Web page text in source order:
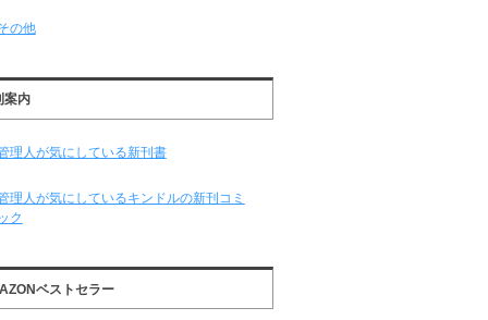
の他
案内
理人が気にしている新刊書
理人が気にしているキンドルの新刊コミ
ク
ベストセラー